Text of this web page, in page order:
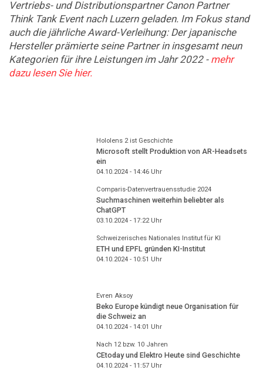
Vertriebs- und Distributionspartner Canon Partner
Think Tank Event nach Luzern geladen. Im Fokus stand
auch die jährliche Award-Verleihung: Der japanische
Hersteller prämierte seine Partner in insgesamt neun
Kategorien für ihre Leistungen im Jahr 2022 - mehr
dazu lesen Sie hier.
Hololens 2 ist Geschichte
Microsoft stellt Produktion von AR-Headsets
ein
04.10.2024 - 14:46Uhr
Comparis-Datenvertrauensstudie 2024
Suchmaschinen weiterhin beliebter als
ChatGPT
03.10.2024 - 17:22Uhr
Schweizerisches Nationales Institut für KI
ETH und EPFL gründen KI-Institut
04.10.2024 - 10:51 Uhr
Evren Aksoy
Beko Europe kündigt neue Organisation für
die Schweiz an
04.10.2024 - 14:01 Uhr
Nach 12 bzw. 10 Jahren
CEtoday und Elektro Heute sind Geschichte
04.10.2024 - 11:57Uhr